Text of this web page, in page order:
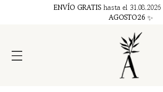
ENVÍO GRATIS hasta el 31.08.2026
AGOSTO26 ✨